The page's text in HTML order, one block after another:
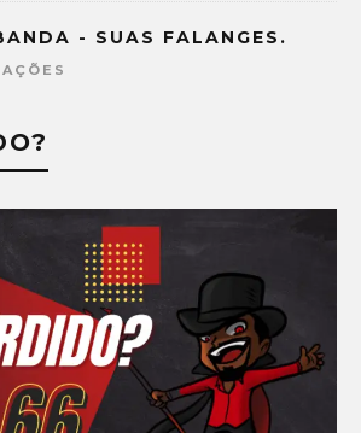
- SUAS FALANGES.